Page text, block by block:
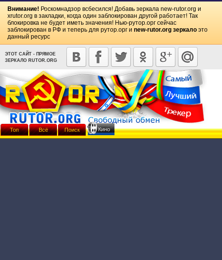
Внимание! Роскомнадзор всбесился! Добавь зеркала new-rutor.org и
xrutor.org в закладки, когда один заблокирован другой работает! Так
блокировка не будет иметь значения! Нью-рутор.орг сейчас
заблокирован в РФ и теперь для рутор.орг и new-rutor.org зеркало это
данный ресурс
ЭТОТ САЙТ - ПРЯМОЕ
ЗЕРКАЛО RUTOR.ORG